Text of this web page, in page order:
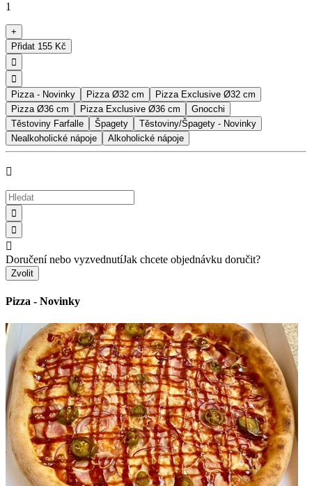
1
+
Přidat 155 Kč


Pizza - Novinky
Pizza Ø32 cm
Pizza Exclusive Ø32 cm
Pizza Ø36 cm
Pizza Exclusive Ø36 cm
Gnocchi
Těstoviny Farfalle
Špagety
Těstoviny/Špagety - Novinky
Nealkoholické nápoje
Alkoholické nápoje




Doručení nebo vyzvednutíJak chcete objednávku doručit?
Zvolit
Pizza - Novinky